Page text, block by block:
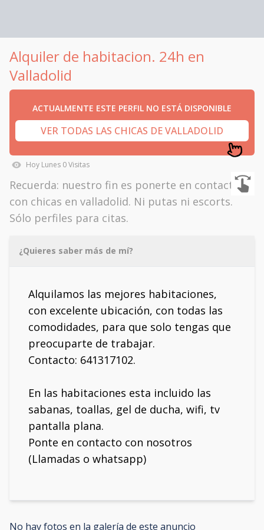
Alquiler de habitacion. 24h en
Valladolid
ACTUALMENTE ESTE PERFIL NO ESTÁ DISPONIBLE
VER TODAS LAS CHICAS DE VALLADOLID
Hoy Lunes 0Visitas
Recuerda: nuestro fin es ponerte en contacto
con chicas en valladolid. Ni putas ni escorts.
Sólo perfiles para citas.
¿Quieres saber más de mí?
Alquilamos las mejores habitaciones,
con excelente ubicación, con todas las
comodidades, para que solo tengas que
preocuparte de trabajar.
Contacto: 641317102.
En las habitaciones esta incluido las
sabanas, toallas, gel de ducha, wifi, tv
pantalla plana.
Ponte en contacto con nosotros
(Llamadas o whatsapp)
No hay fotos en la galería de este anuncio